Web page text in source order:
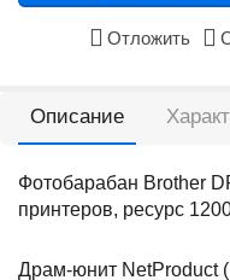
Отложить
Описание
Фотобарабан Brother
принтеров, ресурс
Драм-юнит NetProduct